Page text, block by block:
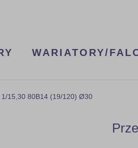
WARIATORY/
1/15,30 80B14 (19/120) Ø30